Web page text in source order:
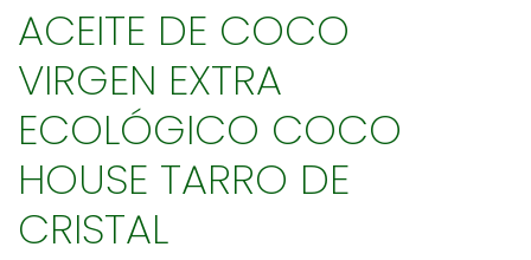
ACEITE DE COCO
VIRGEN EXTRA
ECOLÓGICO COCO
HOUSE TARRO DE
CRISTAL